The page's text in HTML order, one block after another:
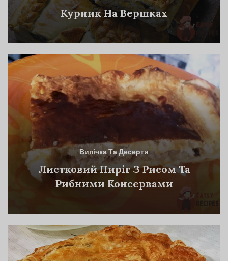
Курник На Вершках
Випічка Та Десерти
Листковий Пиріг З Рисом Та
Рибними Консервами